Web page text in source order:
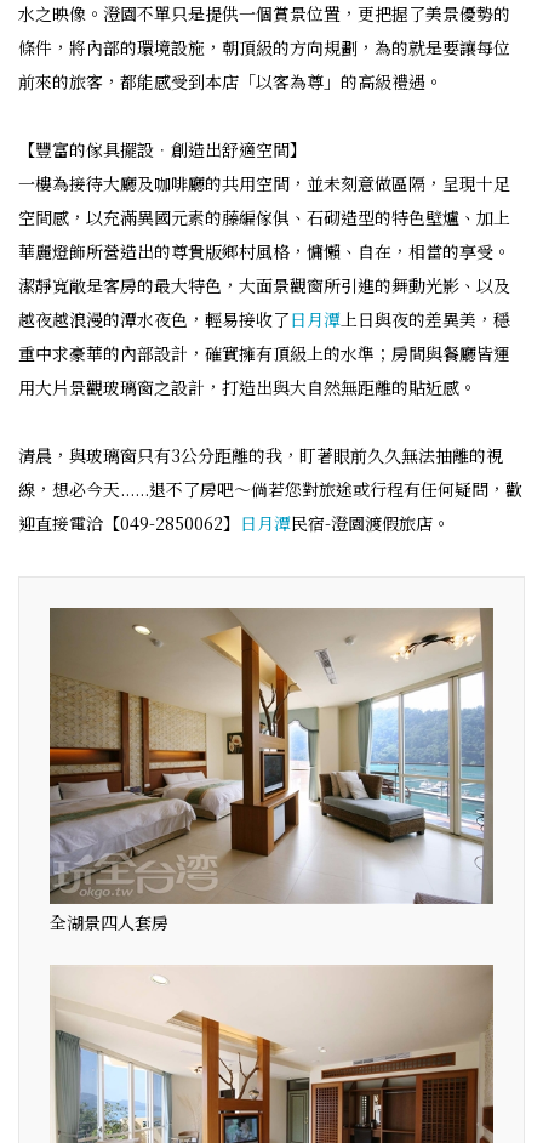
水之映像。澄園不單只是提供一個賞景位置，更把握了美景優勢的
條件，將內部的環境設施，朝頂級的方向規劃，為的就是要讓每位
前來的旅客，都能感受到本店「以客為尊」的高級禮遇。
【豐富的傢具擺設．創造出舒適空間】
一樓為接待大廳及咖啡廳的共用空間，並未刻意做區隔，呈現十足
空間感，以充滿異國元素的藤編傢俱、石砌造型的特色壁爐、加上
華麗燈飾所營造出的尊貴版鄉村風格，慵懶、自在，相當的享受。
潔靜寬敞是客房的最大特色，大面景觀窗所引進的舞動光影、以及
越夜越浪漫的潭水夜色，輕易接收了日月潭上日與夜的差異美，穩
重中求豪華的內部設計，確實擁有頂級上的水準；房間與餐廳皆運
用大片景觀玻璃窗之設計，打造出與大自然無距離的貼近感。
清晨，與玻璃窗只有3公分距離的我，盯著眼前久久無法抽離的視
線，想必今天......退不了房吧～倘若您對旅途或行程有任何疑問，歡
迎直接電洽【049-2850062】 日月潭民宿-澄園渡假旅店。
全湖景四人套房